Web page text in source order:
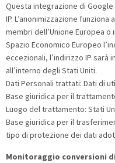
Questa integrazione di
IP. L’anonimizzazione
membri dell’Unione Europea
Spazio Economico Europeo
eccezionali, l’indirizzo IP sarà
all’interno degli Stati Uniti.
Dati Personali trattati: Dati di
Base giuridica per il
Luogo del trattamento: Stati
Base giuridica per il
tipo di protezione dei dati
Monitoraggio conversioni